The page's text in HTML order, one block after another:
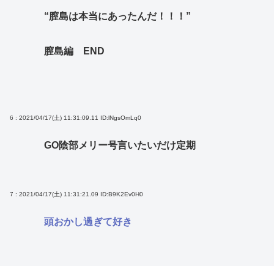
“膣島は本当にあったんだ！！！”
膣島編 END
6 : 2021/04/17(土) 11:31:09.11 ID:lNgsOmLq0
GO陰部メリー号言いたいだけ定期
7 : 2021/04/17(土) 11:31:21.09 ID:B9K2Ev0H0
頭おかし過ぎて好き